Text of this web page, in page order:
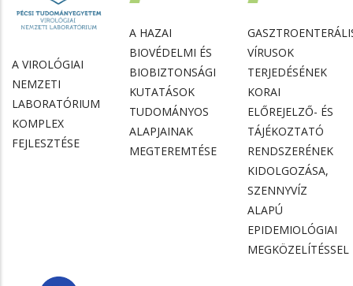
A VIROLÓGIAI
NEMZETI
LABORATÓRIUM
KOMPLEX
FEJLESZTÉSE
A HAZAI
BIOVÉDELMI ÉS
BIOBIZTONSÁGI
KUTATÁSOK
TUDOMÁNYOS
ALAPJAINAK
MEGTEREMTÉSE
VÍRUSOK
TERJEDÉSÉNEK
KORAI
ELŐREJELZŐ- ÉS
TÁJÉKOZTATÓ
RENDSZERÉNEK
KIDOLGOZÁSA,
SZENNYVÍZ
ALAPÚ
EPIDEMIOLÓGIAI
MEGKÖZELÍTÉSSEL